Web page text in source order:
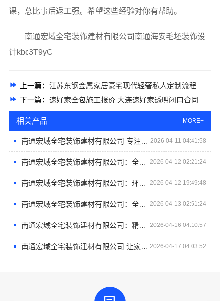
课，总比事后返工强。希望这些经验对你有帮助。
南通宏域全宅装饰建材有限公司南通海安毛坯装饰设
计kbc3T9yC
上一篇： 江苏东钢金属家居豪宅现代轻奢私人定制流程
下一篇： 速好家全包施工报价 大连速好家透明闭口合同
相关产品 MORE+
南通宏域全宅装饰建材有限公司 专注高端全屋定制 2026-04-11 04:41:58
南通宏域全宅装饰建材有限公司：全屋定制专家值得信赖 2026-04-12 02:21:24
南通宏域全宅装饰建材有限公司：环保家装首选品牌 2026-04-12 19:49:48
南通宏域全宅装饰建材有限公司：全屋定制 个性定制从这里开始 2026-04-13 02:51:24
南通宏域全宅装饰建材有限公司：精工细作，品质生活从这里开始 2026-04-16 04:10:57
南通宏域全宅装饰建材有限公司 让家更美更实用 2026-04-17 04:03:52